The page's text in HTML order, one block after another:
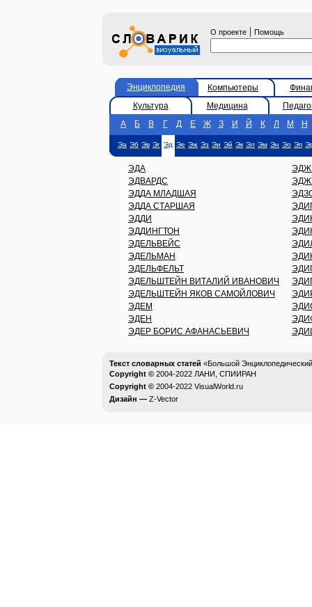
О проекте | Помощь
Энциклопедия Компьютеры
Культура
Медицина
А
Б В Г Д Е Ж З И Й К Л М Н
Эа Эб Эв Эг Эд Эе Эж Эз Эи Эй Эк Эл Эм Эн Эо Эп
ЭДА
ЭДВАРДС
ЭДДА МЛАДШАЯ
ЭДДА СТАРШАЯ
ЭДДИ
ЭДДИНГТОН
ЭДЕЛЬВЕЙС
ЭДЕЛЬМАН
ЭДЕЛЬФЕЛЬТ
ЭДЕЛЬШТЕЙН ВИТАЛИЙ ИВАНОВИЧ
ЭДЕЛЬШТЕЙН ЯКОВ САМОЙЛОВИЧ
ЭДЕМ
ЭДЕН
ЭДЕР БОРИС АФАНАСЬЕВИЧ
Текст словарных статей «Большой
Copyright © 2004-2022 ЛАНИ, СПИИРАН
Copyright © 2004-2022 VisualWorld.ru
Дизайн — Z-Vector